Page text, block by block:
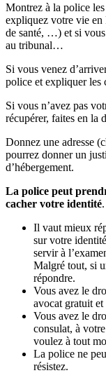
Montrez à la police
expliquez votre vie
de santé, …) et si vous
au tribunal…
Si vous venez
police et expliquer les
Si vous n’avez pas
récupérer, faites en la
Donnez une adresse
pourrez donner un
d’hébergement.
La police peut
cacher votre identité.
Il vaut mieux
sur votre
servir à
Malgré tout, si
répondre.
Vous avez le
avocat gratuit
Vous avez le
consulat, à
voulez à tout
La police ne
résistez.